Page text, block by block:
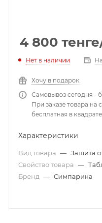
4 800 тенге
Нет в наличии
Хочу в подарок
Самовывоз сегодня -
При заказе товара на
бесплатная в
Характеристики
Вид товара — Защита
Свойство товара —
Бренд — Симпарика